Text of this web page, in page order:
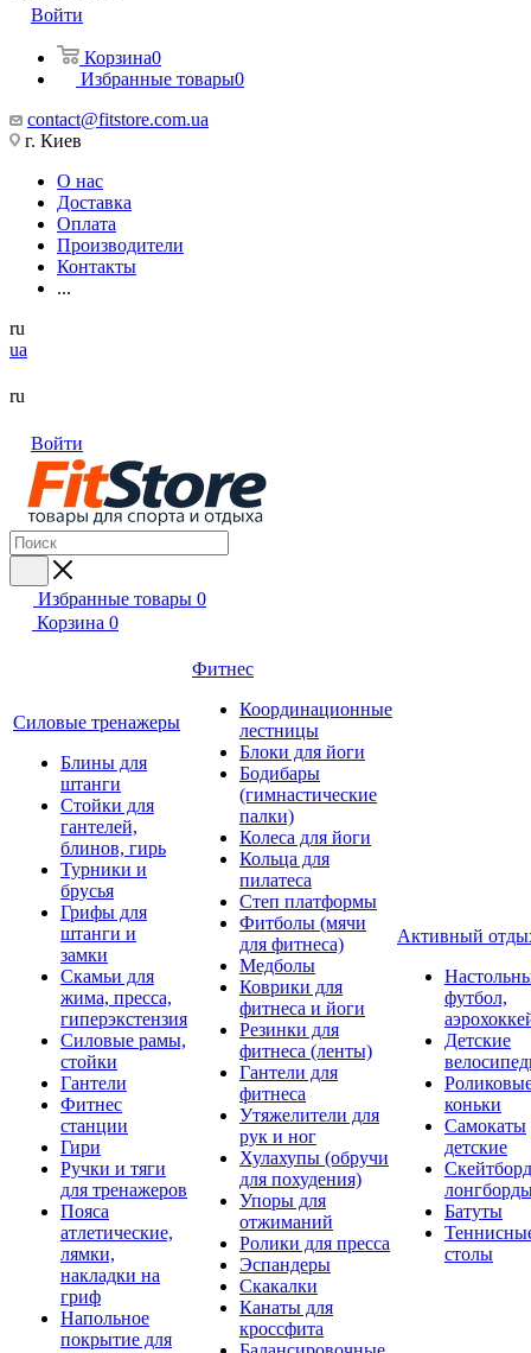
Войти
Корзина0
Избранные товары0
contact@fitstore.com.ua
г. Киев
О нас
Доставка
Оплата
Производители
Контакты
...
ru
ua
ru
Войти
Избранные товары 0
Корзина 0
Силовые тренажеры
Блины для
штанги
Стойки для
гантелей,
блинов, гирь
Турники и
брусья
Грифы для
штанги и
замки
Скамьи для
жима, пресса,
гиперэкстензия
Силовые рамы,
стойки
Гантели
Фитнес
станции
Гири
Ручки и тяги
для тренажеров
Пояса
атлетические,
лямки,
накладки на
гриф
Напольное
покрытие для
Фитнес
Координационные
лестницы
Блоки для йоги
Бодибары
(гимнастические
палки)
Колеса для йоги
Кольца для
пилатеса
Степ платформы
Фитболы (мячи
для фитнеса)
Медболы
Коврики для
фитнеса и йоги
Резинки для
фитнеса (ленты)
Гантели для
фитнеса
Утяжелители для
рук и ног
Хулахупы (обручи
для похудения)
Упоры для
отжиманий
Ролики для пресса
Эспандеры
Скакалки
Канаты для
кроссфита
Активный
футбол,
Детские
коньки
Самокаты
детские
Батуты
столы